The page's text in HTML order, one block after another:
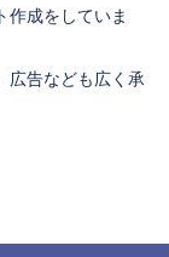
作成をしていま
広告なども広く承